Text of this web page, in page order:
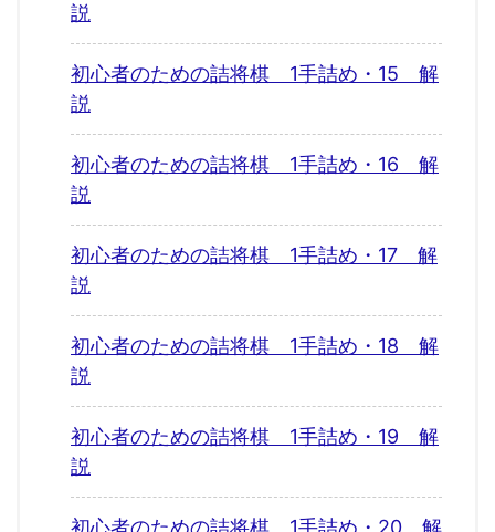
説
初心者のための詰将棋 1手詰め・15 解
説
初心者のための詰将棋 1手詰め・16 解
説
初心者のための詰将棋 1手詰め・17 解
説
初心者のための詰将棋 1手詰め・18 解
説
初心者のための詰将棋 1手詰め・19 解
説
初心者のための詰将棋 1手詰め・20 解